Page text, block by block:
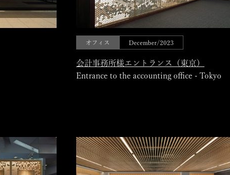
オフィス December/2023
会計事務所様エントランス（東京）
Entrance to the accounting office - Tokyo